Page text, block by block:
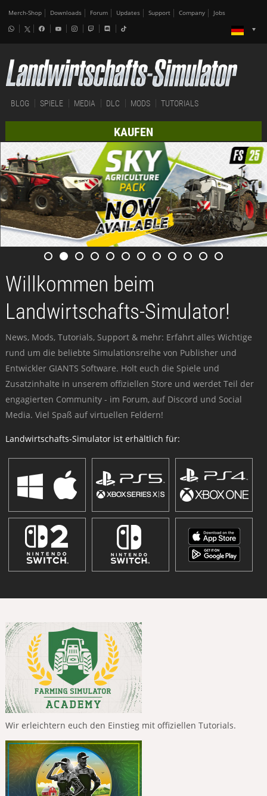
Merch-Shop Downloads Forum Updates Support Company Jobs
BLOG SPIELE MEDIA DLC MODS TUTORIALS
KAUFEN
Willkommen beim
Landwirtschafts-Simulator!
News, Mods, Tutorials, Support & mehr: Erfahrt alles Wichtige
rund um die beliebte Simulationsreihe von Publisher und
Entwickler GIANTS Software. Holt euch die Spiele und
Zusatzinhalte in unserem offiziellen Store und werdet Teil der
engagierten Community - im Forum, auf Discord und Social
Media. Viel Spaß auf virtuellen Feldern!
Landwirtschafts-Simulator ist erhältlich für:
Wir erleichtern euch den Einstieg mit offiziellen Tutorials.